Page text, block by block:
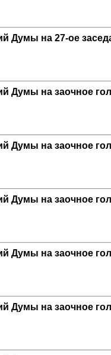
Думы на 27-ое
Думы на заочное
Думы на заочное
Думы на заочное
Думы на заочное
Думы на заочное